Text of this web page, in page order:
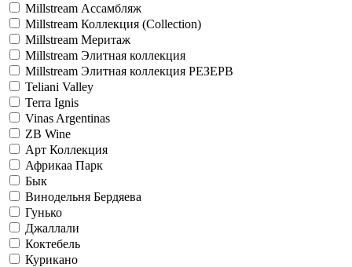
Millstream Ассамбляж
Millstream Коллекция (Collection)
Millstream Меритаж
Millstream Элитная коллекция
Millstream Элитная коллекция РЕЗЕРВ
Teliani Valley
Terra Ignis
Vinas Argentinas
ZB Wine
Арт Коллекция
Африкаа Парк
Бык
Винодельня Бердяева
Гунько
Джаллали
Коктебель
Курикано